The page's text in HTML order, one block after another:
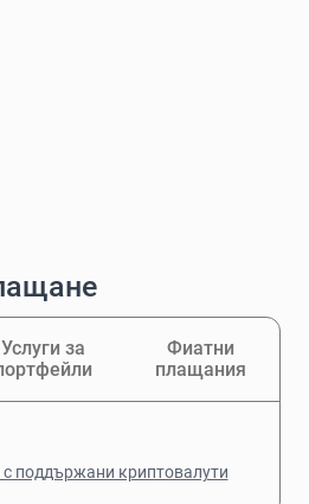
Услуги за
Фиатни
плащания
поддържани криптовалути